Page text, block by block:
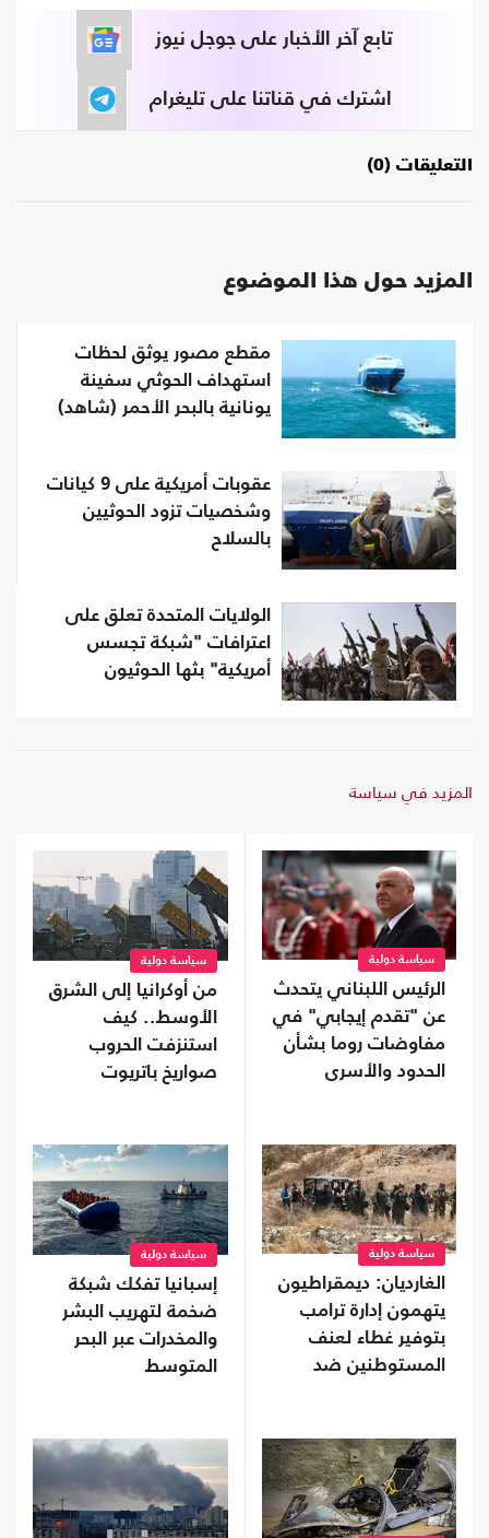
تابع آخر الأخبار على جوجل نيوز
اشترك في قناتنا على تليغرام
التعليقات (0)
المزيد حول هذا الموضوع
مقطع مصور يوثق لحظات
استهداف الحوثي سفينة
يونانية بالبحر الأحمر (شاهد)
عقوبات أمريكية على 9 كيانات
وشخصيات تزود الحوثيين
بالسلاح
الولايات المتحدة تعلق على
اعترافات "شبكة تجسس
أمريكية" بثها الحوثيون
المزيد في سياسة
سياسة دولية
الرئيس اللبناني يتحدث
عن "تقدم إيجابي" في
مفاوضات روما بشأن
الحدود والأسرى
سياسة دولية
من أوكرانيا إلى الشرق
الأوسط.. كيف
استنزفت الحروب
صواريخ باتريوت
سياسة دولية
الغارديان: ديمقراطيون
يتهمون إدارة ترامب
بتوفير غطاء لعنف
المستوطنين ضد
سياسة دولية
إسبانيا تفكك شبكة
ضخمة لتهريب البشر
والمخدرات عبر البحر
المتوسط